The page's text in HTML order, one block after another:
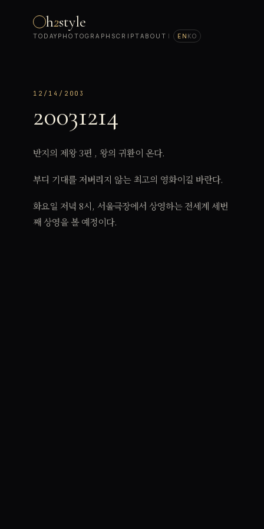
h2style
TODAY PHOTOGRAPH SCRIPTABOUT | EN KO
12/14/2003
20031214
반지의 제왕 3편 , 왕의 귀환이 온다.
부디 기대를 저버리지 않는 최고의 영화이길 바란다.
화요일 저녁 8시, 서울극장에서 상영하는 전세계 세번
째 상영을 볼 예정이다.